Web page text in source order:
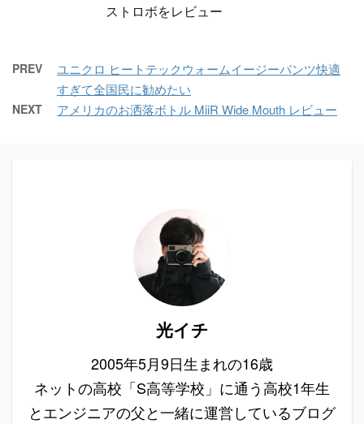
ストロボをレビュー
PREV
ユニクロ ヒートテックウォームイージーパンツ快適
すぎて全国民に勧めたい
NEXT アメリカのお洒落ボトル MiiR Wide Mouth レビュー
光イチ
2005年5月9日生まれの16歳
ネットの高校「S高等学校」に通う高校1年生
とエンジニアの父と一緒に運営しているブログ